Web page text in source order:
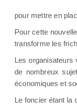
pour mettre en
Pour cette
transforme les
Les organisateurs
de nombreux
économiques et
Le foncier étant la